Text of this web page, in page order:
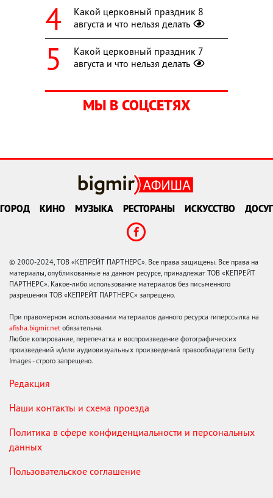
Какой церковный праздник 8
августа и что нельзя делать
Какой церковный праздник 7
августа и что нельзя делать
МЫ В СОЦСЕТЯХ
ГОРОД КИНО МУЗЫКА РЕСТОРАНЫ ИСКУССТВО ДОСУГ
© 2000-2024, ТОВ «КЕПРЕЙТ ПАРТНЕРС». Все права защищены. Все права на
материалы, опубликованные на данном ресурсе, принадлежат ТОВ «КЕПРЕЙТ
ПАРТНЕРС». Какое-либо использование материалов без письменного
разрешения ТОВ «КЕПРЕЙТ ПАРТНЕРС» запрещено.
При правомерном использовании материалов данного ресурса гиперссылка на
afisha.bigmir.net обязательна.
Любое копирование, перепечатка и воспроизведение фотографических
произведений и/или аудиовизуальных произведений правообладателя Getty
Images - строго запрещено.
Редакция
Наши контакты и схема проезда
Политика в сфере конфиденциальности и персональных
данных
Пользовательское соглашение